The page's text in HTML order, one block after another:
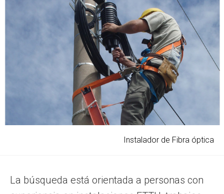
Instalador de Fibra óptica
La búsqueda está orientada a personas con